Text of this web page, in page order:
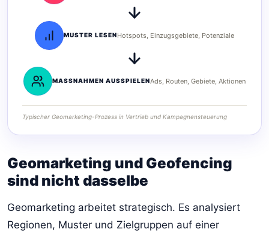
MUSTER LESENHotspots, Einzugsgebiete, Potenziale
MASSNAHMEN AUSSPIELEN Ads, Routen, Gebiete, Aktionen
Typischer Geomarketing-Prozess in Vertrieb und Kampagnensteuerung
Geomarketing und Geofencing
sind nicht dasselbe
Geomarketing arbeitet strategisch. Es analysiert
Regionen, Muster und Zielgruppen auf einer